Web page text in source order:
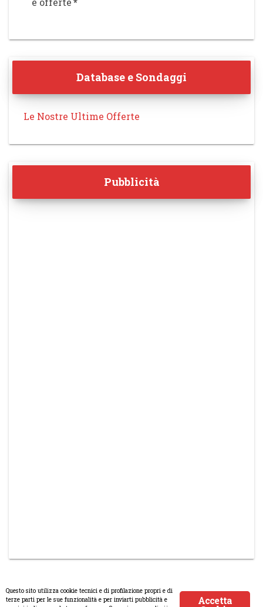
Database e Sondaggi
Le Nostre Ultime Offerte
Pubblicità
Accetta
Questo sito utilizza cookie tecnici e di profilazione propri e di
terze parti per le sue funzionalità e per inviarti pubblicità e